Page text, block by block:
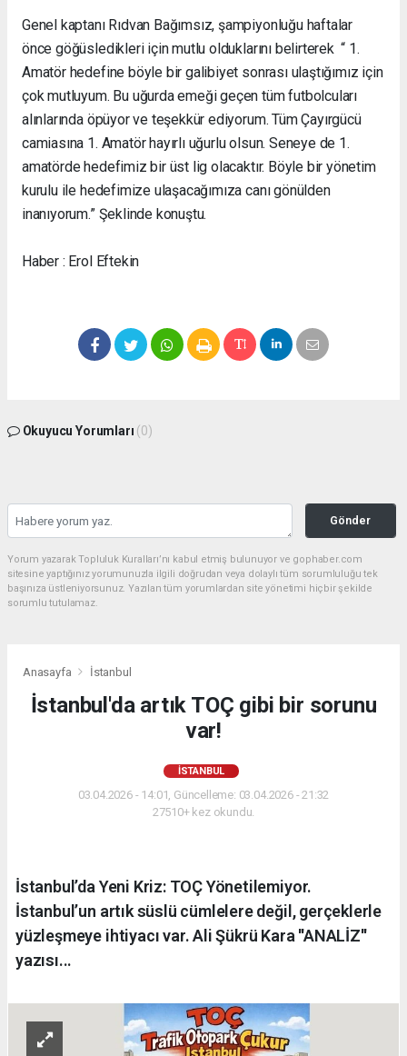
Genel kaptanı Rıdvan Bağımsız, şampiyonluğu haftalar
önce göğüsledikleri için mutlu olduklarını belirterek “ 1.
Amatör hedefine böyle bir galibiyet sonrası ulaştığımız için
çok mutluyum. Bu uğurda emeği geçen tüm futbolcuları
alınlarında öpüyor ve teşekkür ediyorum. Tüm Çayırgücü
camiasına 1. Amatör hayırlı uğurlu olsun. Seneye de 1.
amatörde hedefimiz bir üst lig olacaktır. Böyle bir yönetim
kurulu ile hedefimize ulaşacağımıza canı gönülden
inanıyorum.” Şeklinde konuştu.
Haber : Erol Eftekin
Okuyucu Yorumları (0)
Gönder
Yorum yazarak Topluluk Kuralları’nı kabul etmiş bulunuyor ve gophaber.com
sitesine yaptığınız yorumunuzla ilgili doğrudan veya dolaylı tüm sorumluluğu tek
başınıza üstleniyorsunuz. Yazılan tüm yorumlardan site yönetimi hiçbir şekilde
sorumlu tutulamaz.
Anasayfa İstanbul
İstanbul'da artık TOÇ gibi bir sorunu
var!
İSTANBUL
03.04.2026 - 14:01, Güncelleme: 03.04.2026 - 21:32
27510+ kez okundu.
İstanbul’da Yeni Kriz: TOÇ Yönetilemiyor.
İstanbul’un artık süslü cümlelere değil, gerçeklerle
yüzleşmeye ihtiyacı var. Ali Şükrü Kara ''ANALİZ''
yazısı...